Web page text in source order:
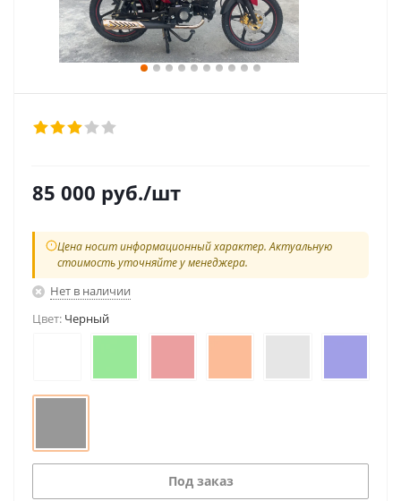
85 000 руб./шт
Цена носит информационный характер. Актуальную
стоимость уточняйте у менеджера.
Нет в наличии
Цвет: Черный
Под заказ